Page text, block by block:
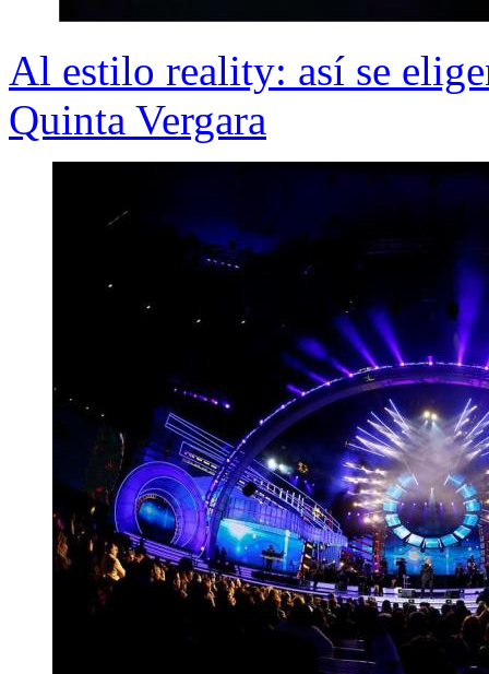
Al estilo reality: así se
Quinta Vergara